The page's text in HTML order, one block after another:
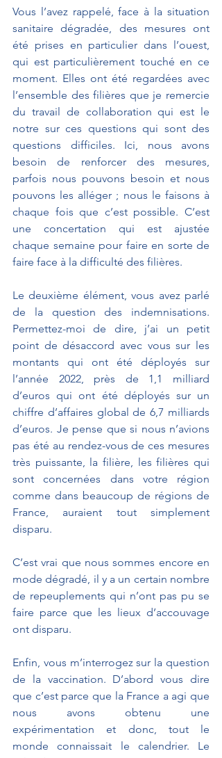
Vous l’avez rappelé, face à la situation
sanitaire dégradée, des mesures ont
été prises en particulier dans l’ouest,
qui est particulièrement touché en ce
moment. Elles ont été regardées avec
l’ensemble des filières que je remercie
du travail de collaboration qui est le
notre sur ces questions qui sont des
questions difficiles. Ici, nous avons
besoin de renforcer des mesures,
parfois nous pouvons besoin et nous
pouvons les alléger ; nous le faisons à
chaque fois que c’est possible. C’est
une concertation qui est ajustée
chaque semaine pour faire en sorte de
faire face à la difficulté des filières.
Le deuxième élément, vous avez parlé
de la question des indemnisations.
Permettez-moi de dire, j’ai un petit
point de désaccord avec vous sur les
montants qui ont été déployés sur
l’année 2022, près de 1,1 milliard
d’euros qui ont été déployés sur un
chiffre d’affaires global de 6,7 milliards
d’euros. Je pense que si nous n’avions
pas été au rendez-vous de ces mesures
très puissante, la filière, les filières qui
sont concernées dans votre région
comme dans beaucoup de régions de
France, auraient tout simplement
disparu.
C’est vrai que nous sommes encore en
mode dégradé, il y a un certain nombre
de repeuplements qui n’ont pas pu se
faire parce que les lieux d’accouvage
ont disparu.
Enfin, vous m’interrogez sur la question
de la vaccination. D’abord vous dire
que c’est parce que la France a agi que
nous avons obtenu une
expérimentation et donc, tout le
monde connaissait le calendrier. Le